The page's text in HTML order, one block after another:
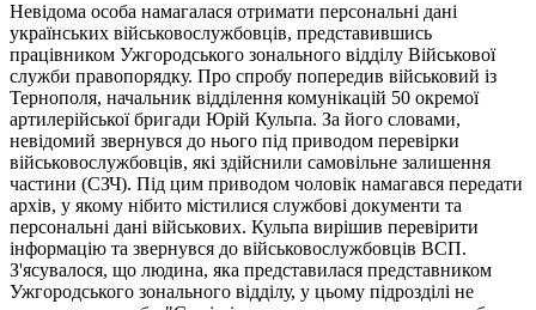
Невідома особа намагалася отримати персональні дані
українських військовослужбовців, представившись
працівником Ужгородського зонального відділу Військової
служби правопорядку. Про спробу попередив військовий із
Тернополя, начальник відділення комунікацій 50 окремої
артилерійської бригади Юрій Кульпа. За його словами,
невідомий звернувся до нього під приводом перевірки
військовослужбовців, які здійснили самовільне залишення
частини (СЗЧ). Під цим приводом чоловік намагався передати
архів, у якому нібито містилися службові документи та
персональні дані військових. Кульпа вирішив перевірити
інформацію та звернувся до військовослужбовців ВСП.
З'ясувалося, що людина, яка представилася представником
Ужгородського зонального відділу, у цьому підрозділі не